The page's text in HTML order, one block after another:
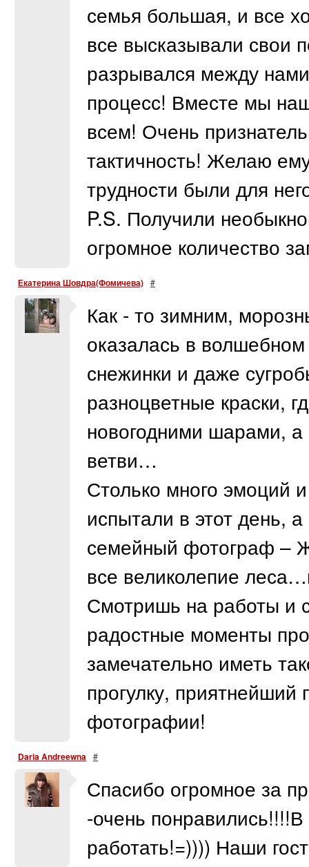
семья большая, и все
все высказывали свои
разрывался между
процесс! Вместе мы
всем! Очень
тактичность! Желаю
трудности были для
P.S. Получили
огромное количество
Екатерина Шовдра(Фомичева) #
Как - то зимним,
оказалась в
снежинки и даже
разноцветные краски,
новогодними шарами, а
ветви…
Столько много эмоций
испытали в этот день,
семейный фотограф –
все великолепие
Смотришь на работы и
радостные моменты
замечательно иметь
прогулку,
фотографии!
Daria Andreewna #
Спасибо огромное за
-очень
работать!=)))) Наши